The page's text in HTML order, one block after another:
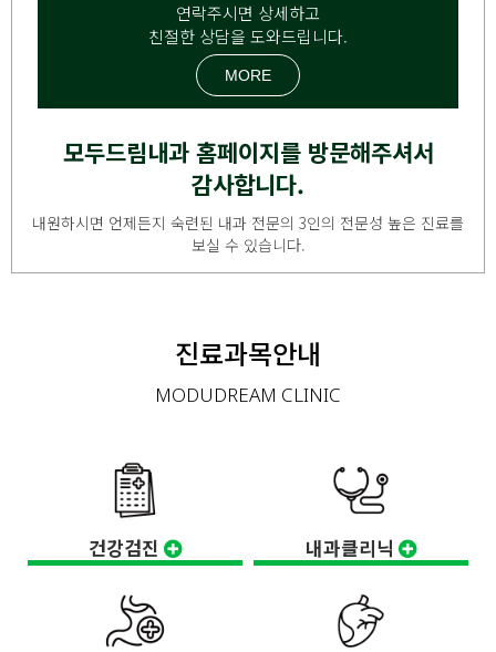
연락주시면 상세하고
친절한 상담을 도와드립니다.
MORE
모두드림내과 홈페이지를 방문해주셔서
감사합니다.
내원하시면 언제든지 숙련된 내과 전문의 3인의 전문성 높은 진료를
보실 수 있습니다.
진료과목안내
MODUDREAM CLINIC
건강검진 내과클리닉